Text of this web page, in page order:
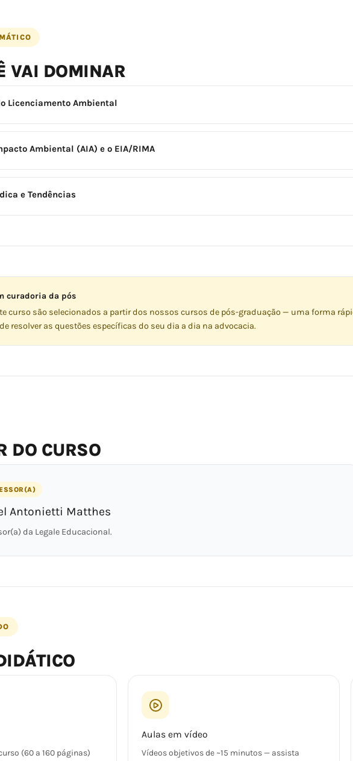
VAI DOMINAR
Licenciamento Ambiental
Ambiental (AIA) e o EIA/RIMA
e Tendências
curadoria da pós
curso são selecionados a partir dos nossos cursos de pós-graduação — uma forma
resolver as questões específicas do seu dia a dia na advocacia.
DO CURSO
Antonietti Matthes
da Legale Educacional.
(60 a 160 páginas)
Aulas em vídeo
Vídeos objetivos de ~15 minutos — assista